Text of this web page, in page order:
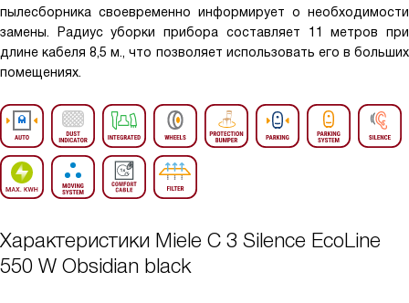
пылесборника своевременно информирует о необходимости
замены. Радиус уборки прибора составляет 11 метров при
длине кабеля 8,5 м., что позволяет использовать его в больших
помещениях.
Характеристики Miele C 3 Silence EcoLine
550 W Obsidian black